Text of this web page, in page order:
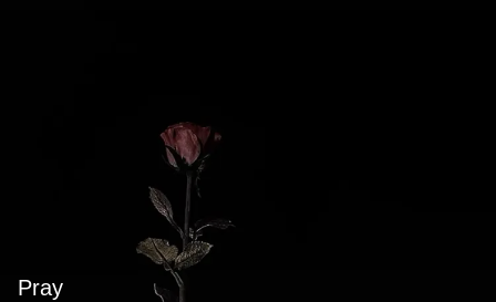
Pray